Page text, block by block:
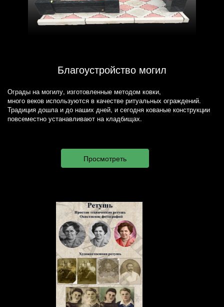
Благоустройство могил
Ограды на могилу, изготовленные методом ковки,
много веков используются в качестве ритуальных ограждений.
Традиция дошла и до наших дней, и сегодня кованые конструкции
повсеместно устанавливают на кладбищах.